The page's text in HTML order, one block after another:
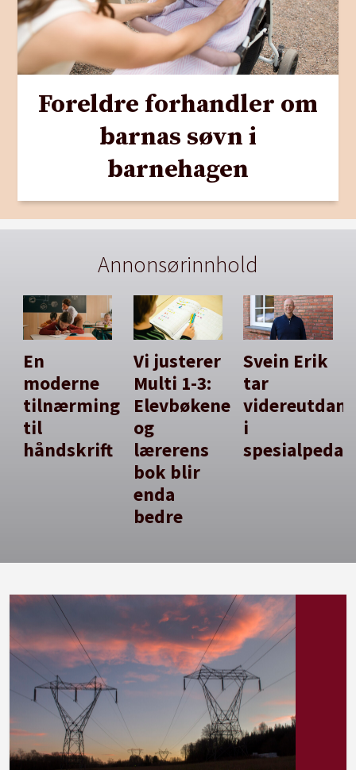
Foreldre forhandler om
barnas søvn i
barnehagen
Annonsørinnhold
En
moderne
tilnærming
til
håndskrift
Vi justerer
Multi 1-3:
Elevbøkene
og
lærerens
bok blir
enda
bedre
Svein Erik
tar
i